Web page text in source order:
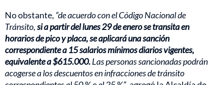
No obstante, “de acuerdo con el Código Nacional de
Tránsito,si a partir del lunes 29 de enero se transita en
horarios de pico y placa, se aplicará una sanción
correspondiente a 15 salarios mínimos diarios vigentes,
equivalente a $615.000.Las personas sancionadas podrán
acogerse a los descuentos en infracciones de tránsito